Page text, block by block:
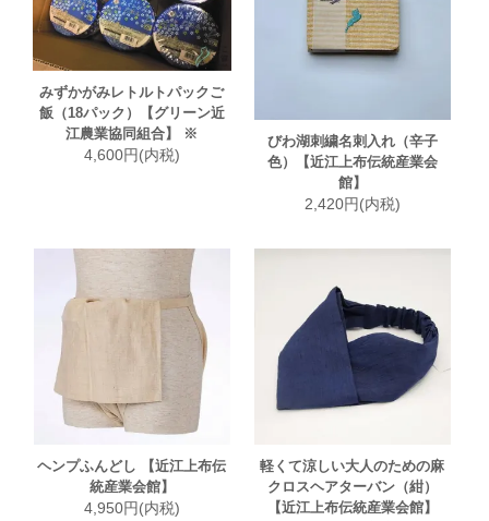
みずかがみレトルトパックご
飯（18パック）【グリーン近
江農業協同組合】 ※
4,600円(内税)
びわ湖刺繍名刺入れ（辛子
色）【近江上布伝統産業会
館】
2,420円(内税)
ヘンプふんどし 【近江上布伝
統産業会館】
4,950円(内税)
軽くて涼しい大人のための麻
クロスヘアターバン（紺）
【近江上布伝統産業会館】